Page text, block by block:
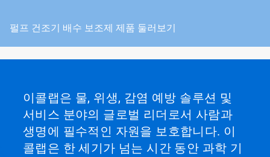
펄프 건조기 배수 보조제 제품 둘러보기
이콜랩은 물, 위생, 감염 예방 솔루션 및
서비스 분야의 글로벌 리더로서 사람과
생명에 필수적인 자원을 보호합니다. 이
콜랩은 한 세기가 넘는 시간 동안 과학 기